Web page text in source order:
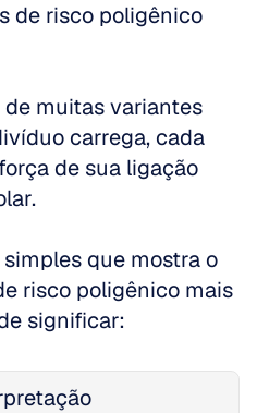
de risco poligênico
de muitas variantes
carrega, cada
de sua ligação
que mostra o
risco poligênico mais
significar: